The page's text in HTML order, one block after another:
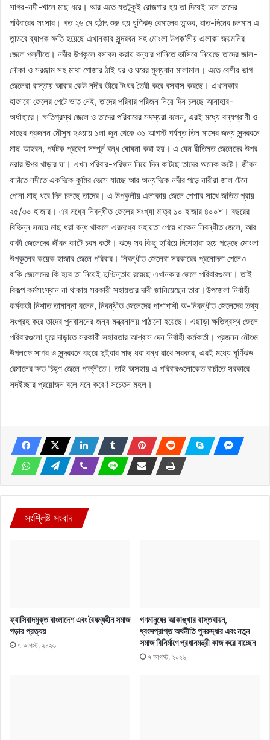
সাগর-নদী-খালে মাছ ধরে। আর এতে যতটুকুই রোজগার হয় তা দিয়েই চলে তাদের
পরিবারের সংসার। গত ২৬ মে হঠাৎ শুরু হয় ঘূণিঝড় রেমালের তান্ডব, রাত-দিনের চলমান এ
তান্ডবে ব্যাপক ক্ষতি হয়েছে এখানকার সুন্দরবন সহ মোংলা উপক’লীয় এলাকা জয়মনির
জেলে পল্লীতে। নদীর উপকূলে বসাবস করায় বন্যার পানিতে ভাসিয়ে নিয়েছে তাদের জাল-
নৌকা ও সরঞ্জাম সহ মাথা গোজার ঠাই ঘর ও ঘরের মুল্যবান মালামাল। এতে বেশীর ভাগ
জেলেরা রাস্তায় আবার কেউ নদীর তীরে টংঘর তৈরী করে বসবাস করছে। এখানকার
হাজারো জেলের পেটে ভাত নেই, তাদের পরিবার পরিজন নিয়ে দিন চলছে আনাহার-
অর্ধাহারে। ক্ষতিগ্রস্থ জেলে ও তাদের পরিবারের সদস্যরা বলেন, এরই মধ্যে বন্যপ্রাণী ও
মাছের প্রজনন মৌসুম হওয়ায় ১লা জুন থেকে ৩১ আগস্ট পর্যন্ত তিন মাসের জন্য সুন্দরবনে
মাছ আহরন, পর্যটক প্রবেশ সম্পুর্ন বন্ধ ঘোষনা করা হয়। এ যেন রীতিমত জেলেদের উপর
মরার উপর খাড়ার ঘা। এখন পরিবার-পরিজন নিয়ে দিন কাটছে তাদের অনেক কষ্টে। জীবন
বাচাঁতে নদীতে একদিকে কুমির ভেসে যাচ্ছে আর অন্যদিকে নদীর পড়ে নারীরা জাল টেনে
পোনা মাছ ধরে দিন চলছে তাদের। এ উপকুলীয় এলাকায় জেলে পেশার সাথে জড়িত প্রায়
২৫/৩০ হাজার। এর মধ্যে নিবন্ধীত জেলের সংখ্যা মাত্র ১০ হাজার ৪০০শ। বছরের
বিভিন্ন সময়ে মাছ ধরা বন্ধ থাকলে এরমধ্যে সহায়তা পেয়ে থাকেন নিবন্ধীত জেলে, আর
বাকী জেলেদের জীবন কাটে চরম কষ্টে। ঝড়ে সব কিছু হারিয়ে দিশেহারা হয়ে পড়েছে মোংলা
উপকূলের কয়েক হাজার জেলে পরিবার। নিবন্ধীত জেলেরা সরকারের প্রনোদনা পেলেও
বাকি জেলেদের কি হবে তা নিয়েই দুশ্চিন্তায় রয়েছে এখানকার জেলে পরিবারগুলো। তাই
বিকল্প কর্মসংস্থান না থাকায় সরকারী সহায়তার দাবী জানিয়েছেন তারা।উপজেলা নির্বাহী
কর্মকর্তা নিশাত তামান্না বলেন, নিবন্ধীত জেলেদের পাশাপাশী অ-নিবন্ধীত জেলেদের তথ্য
সংগ্রহ করে তাদের পুনবাসনের জন্য মন্ত্রনালয় পাঠানো হয়েছে। এছাড়া ক্ষতিগ্রস্থ জেলে
পরিবারগুলো ঘুরে দাড়াতে সরকারী সহায়তার আশ্বাস দেন নির্বাহী কর্মকর্তা। প্রজনন মৌশুম
উপলক্ষে সাগর ও সুন্দরবনে বছরে দুইবার মাছ ধরা বন্ধ রাখে সরকার, এরই মধ্যে ঘূর্ণিঝড়
রেমালের ক্ষত চিহ্ণ জেলে পাল্লীতে। তাই অসহায় এ পরিবারগুলোকেত বাচাঁতে সরকারে
সদইচ্ছার প্রয়োজন বলে মনে করেণ সচেতন মহল।
সংশ্লিষ্ট সংবাদ
ফ্যাসিবাদমুক্ত বাংলাদেশ এবং বৈষম্যহীন সমাজ
গড়ার প্রত্যয়
৭ আগস্ট, ২০২৬
গণমানুষের আকাঙ্খার বাস্তবায়ন,
ধ্বংসপ্রাপ্ত অর্থনীতি পুনরুদ্ধার এবং নতুন
সমাজ বিনির্মাণে প্রধানমন্ত্রী কাজ করে যাচ্ছেন
৭ আগস্ট, ২০২৬